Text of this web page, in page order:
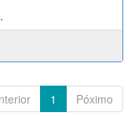
1 Póximo